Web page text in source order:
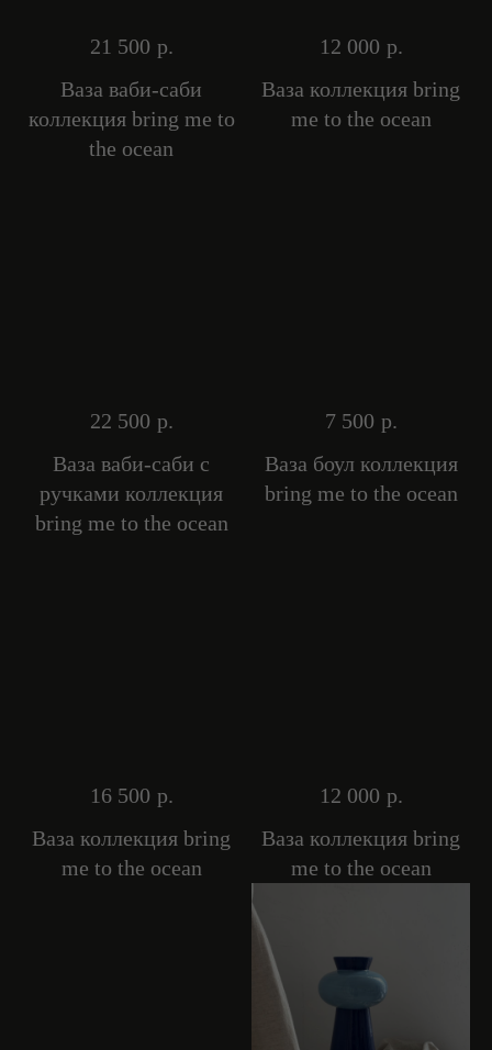
21 500 р.
Ваза ваби-саби
коллекция bring me to
the ocean
12 000 р.
Ваза коллекция bring
me to the ocean
22 500 р.
Ваза ваби-саби с
ручками коллекция
bring me to the ocean
7 500 р.
Ваза боул коллекция
bring me to the ocean
16 500 р.
Ваза коллекция bring
me to the ocean
12 000 р.
Ваза коллекция bring
me to the ocean